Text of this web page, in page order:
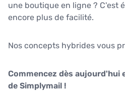
une boutique en ligne ? C'est
encore plus de facilité.
Nos concepts hybrides vous
Commencez dès aujourd'hui
de Simplymail !